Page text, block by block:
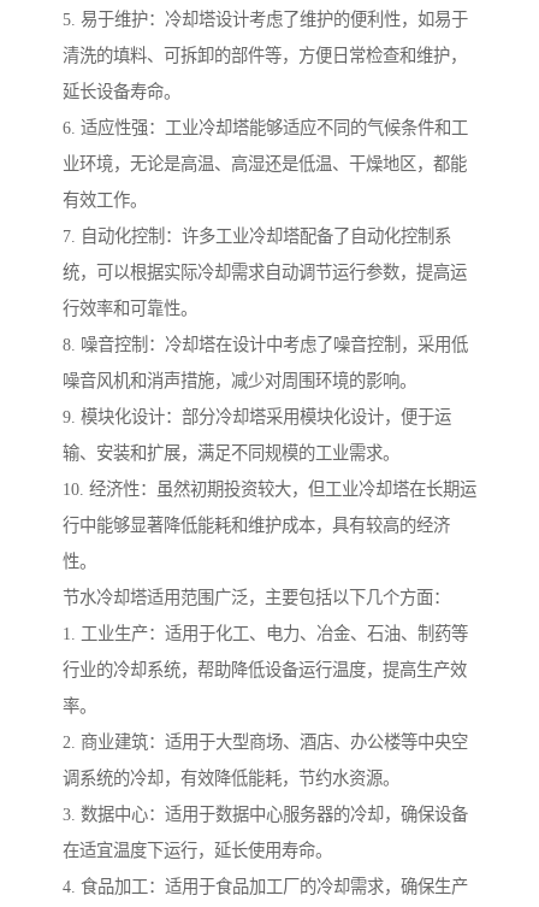
5. 易于维护：冷却塔设计考虑了维护的便利性，如易于
清洗的填料、可拆卸的部件等，方便日常检查和维护，
延长设备寿命。
6. 适应性强：工业冷却塔能够适应不同的气候条件和工
业环境，无论是高温、高湿还是低温、干燥地区，都能
有效工作。
7. 自动化控制：许多工业冷却塔配备了自动化控制系
统，可以根据实际冷却需求自动调节运行参数，提高运
行效率和可靠性。
8. 噪音控制：冷却塔在设计中考虑了噪音控制，采用低
噪音风机和消声措施，减少对周围环境的影响。
9. 模块化设计：部分冷却塔采用模块化设计，便于运
输、安装和扩展，满足不同规模的工业需求。
10. 经济性：虽然初期投资较大，但工业冷却塔在长期运
行中能够显著降低能耗和维护成本，具有较高的经济
性。
节水冷却塔适用范围广泛，主要包括以下几个方面：
1. 工业生产：适用于化工、电力、冶金、石油、制药等
行业的冷却系统，帮助降低设备运行温度，提高生产效
率。
2. 商业建筑：适用于大型商场、酒店、办公楼等中央空
调系统的冷却，有效降低能耗，节约水资源。
3. 数据中心：适用于数据中心服务器的冷却，确保设备
在适宜温度下运行，延长使用寿命。
4. 食品加工：适用于食品加工厂的冷却需求，确保生产